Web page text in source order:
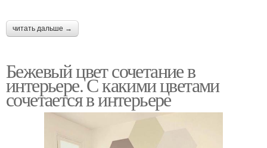
читать дальше →
Бежевый цвет сочетание в
интерьере. С какими цветами
сочетается в интерьере